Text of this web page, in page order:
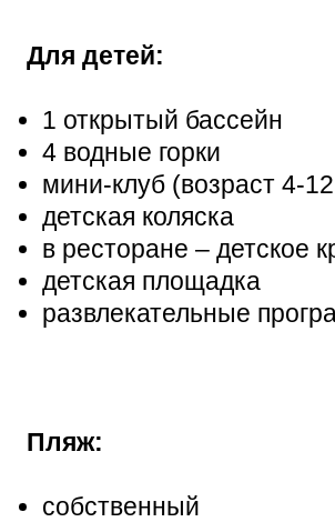
Для детей:
1 открытый бассейн
4 водные горки
мини-клуб (возраст 4-
детская коляска
в ресторане – детское
детская площадка
развлекательные
Пляж:
собственный